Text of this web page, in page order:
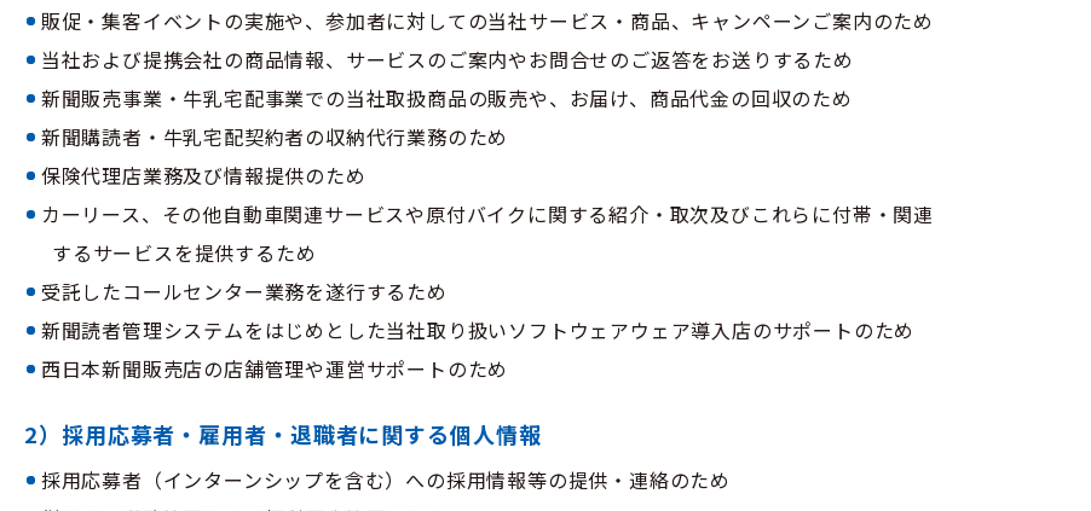
販促・集客イベントの実施や、参加者に対しての当社サービス・商品、キャンペーンご案内のため
当社および提携会社の商品情報、サービスのご案内やお問合せのご返答をお送りするため
新聞販売事業・牛乳宅配事業での当社取扱商品の販売や、お届け、商品代金の回収のため
新聞購読者・牛乳宅配契約者の収納代行業務のため
保険代理店業務及び情報提供のため
カーリース、その他自動車関連サービスや原付バイクに関する紹介・取次及びこれらに付帯・関連
するサービスを提供するため
受託したコールセンター業務を遂行するため
新聞読者管理システムをはじめとした当社取り扱いソフトウェアウェア導入店のサポートのため
西日本新聞販売店の店舗管理や運営サポートのため
2）採用応募者・雇用者・退職者に関する個人情報
採用応募者（インターンシップを含む）への採用情報等の提供・連絡のため